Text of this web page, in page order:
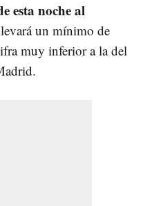
esta noche al
un mínimo de
muy inferior a la del